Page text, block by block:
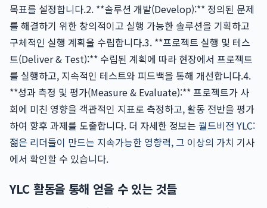
목표를 설정합니다.2. **솔루션 개발(Develop):** 정의된 문제
를 해결하기 위한 창의적이고 실행 가능한 솔루션을 기획하고
구체적인 실행 계획을 수립합니다.3. **프로젝트 실행 및 테스
트(Deliver & Test):** 수립된 계획에 따라 현장에서 프로젝트
를 실행하고, 지속적인 테스트와 피드백을 통해 개선합니다.4.
**성과 측정 및 평가(Measure & Evaluate):** 프로젝트가 사
회에 미친 영향을 객관적인 지표로 측정하고, 활동 전반을 평가
하여 향후 과제를 도출합니다. 더 자세한 정보는 월드비전 YLC:
젊은 리더들이 만드는 지속가능한 영향력, 그 이상의 가치 기사
에서 확인할 수 있습니다.
YLC 활동을 통해 얻을 수 있는 것들